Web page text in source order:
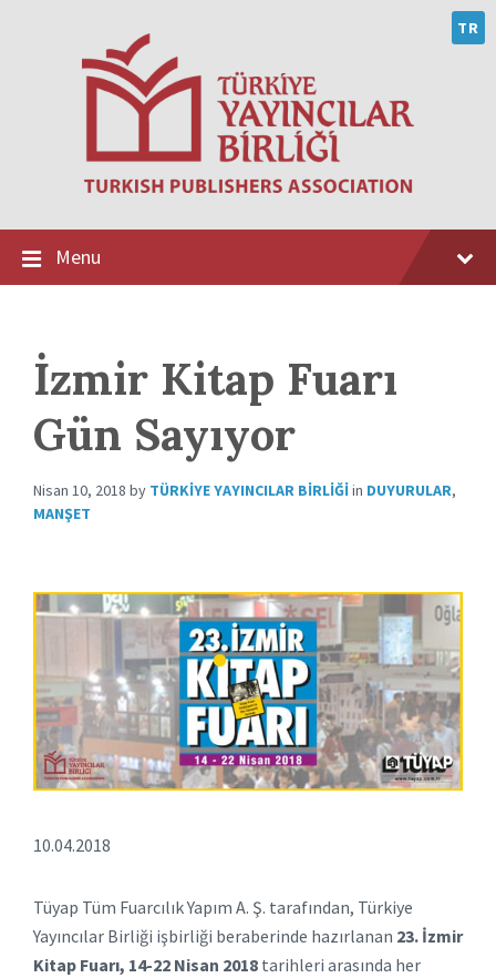
TR
Menu
İzmir Kitap Fuarı
Gün Sayıyor
Nisan 10, 2018 by TÜRKIYE YAYINCILAR BIRLIĞIin DUYURULAR,
MANŞET
10.04.2018
Tüyap Tüm Fuarcılık Yapım A. Ş. tarafından, Türkiye
Yayıncılar Birliği işbirliği beraberinde hazırlanan 23. İzmir
Kitap Fuarı, 14-22 Nisan 2018 tarihleri arasında her